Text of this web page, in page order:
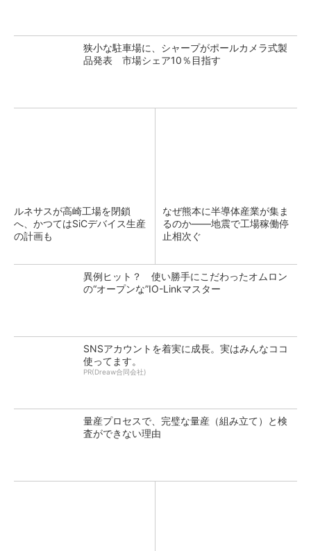
狭小な駐車場に、シャープがポールカメラ式製
品発表 市場シェア10％目指す
ルネサスが高崎工場を閉鎖
へ、かつてはSiCデバイス生産
の計画も
なぜ熊本に半導体産業が集ま
るのか――地震で工場稼働停
止相次ぐ
異例ヒット？ 使い勝手にこだわったオムロン
の“オープンな”IO-Linkマスター
SNSアカウントを着実に成長。実はみんなココ
使ってます。
PR(Dreaw合同会社)
量産プロセスで、完璧な量産（組み立て）と検
査ができない理由